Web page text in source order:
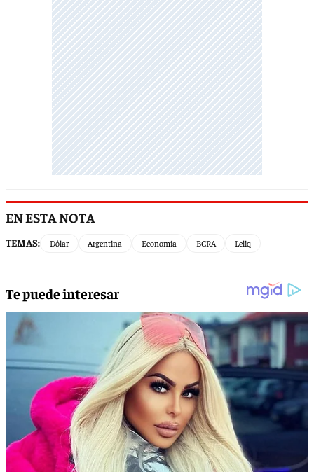
EN ESTA NOTA
TEMAS: Dólar Argentina Economía BCRA Leliq